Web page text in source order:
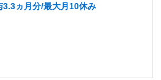
3.3ヵ月分/最大月10休み